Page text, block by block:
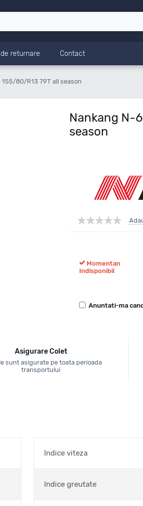
returnare Contact
80/R13 79T all season
Nankang N-
season
Momentan
Indisponibil
Anuntati-ma
Asigurare Colet
sunt asigurate pe toata perioada
transportului
Indice viteza
Indice greutate